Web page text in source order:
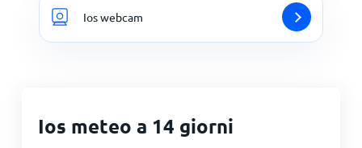
Ios webcam
Ios meteo a 14 giorni